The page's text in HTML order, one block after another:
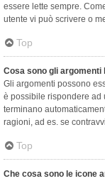
essere lette sempre.
utente vi può scrivere o
Top
Cosa sono gli argomenti
Gli argomenti possono
è possibile rispondere ad
terminano
ragioni, ad es. se
Top
Che cosa sono le icone